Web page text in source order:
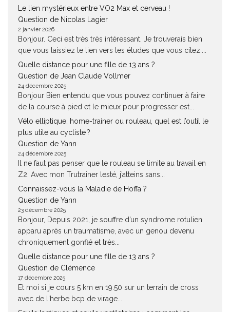
Le lien mystérieux entre VO2 Max et cerveau !
Question de Nicolas Lagier
2 janvier 2026
Bonjour. Ceci est très très intéressant. Je trouverais bien
que vous laissiez le lien vers les études que vous citez....
Quelle distance pour une fille de 13 ans ?
Question de Jean Claude Vollmer
24 décembre 2025
Bonjour Bien entendu que vous pouvez continuer à faire
de la course à pied et le mieux pour progresser est...
Vélo elliptique, home-trainer ou rouleau, quel est l’outil le
plus utile au cycliste ?
Question de Yann
24 décembre 2025
Il ne faut pas penser que le rouleau se limite au travail en
Z2. Avec mon Trutrainer lesté, j’atteins sans...
Connaissez-vous la Maladie de Hoffa ?
Question de Yann
23 décembre 2025
Bonjour, Depuis 2021, je souffre d’un syndrome rotulien
apparu après un traumatisme, avec un genou devenu
chroniquement gonflé et très...
Quelle distance pour une fille de 13 ans ?
Question de Clémence
17 décembre 2025
Et moi si je cours 5 km en 19.50 sur un terrain de cross
avec de l'herbe bcp de virage...